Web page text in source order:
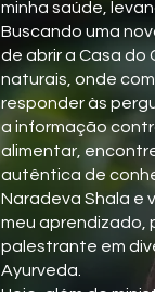
minha saúde,
Buscando uma
de abrir a Casa do
naturais, onde
responder às
a informação
alimentar,
autêntica de
Naradeva Shala e
meu aprendizado,
palestrante em
Ayurveda.